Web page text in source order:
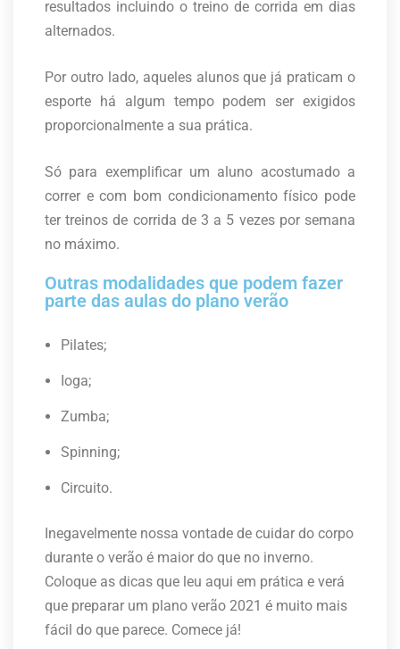
resultados incluindo o treino de corrida em dias
alternados.
Por outro lado, aqueles alunos que já praticam o
esporte há algum tempo podem ser exigidos
proporcionalmente a sua prática.
Só para exemplificar um aluno acostumado a
correr e com bom condicionamento físico pode
ter treinos de corrida de 3 a 5 vezes por semana
no máximo.
Outras modalidades que podem fazer
parte das aulas do plano verão
Pilates;
Ioga;
Zumba;
Spinning;
Circuito.
Inegavelmente nossa vontade de cuidar do corpo
durante o verão é maior do que no inverno.
Coloque as dicas que leu aqui em prática e verá
que preparar um plano verão 2021 é muito mais
fácil do que parece. Comece já!